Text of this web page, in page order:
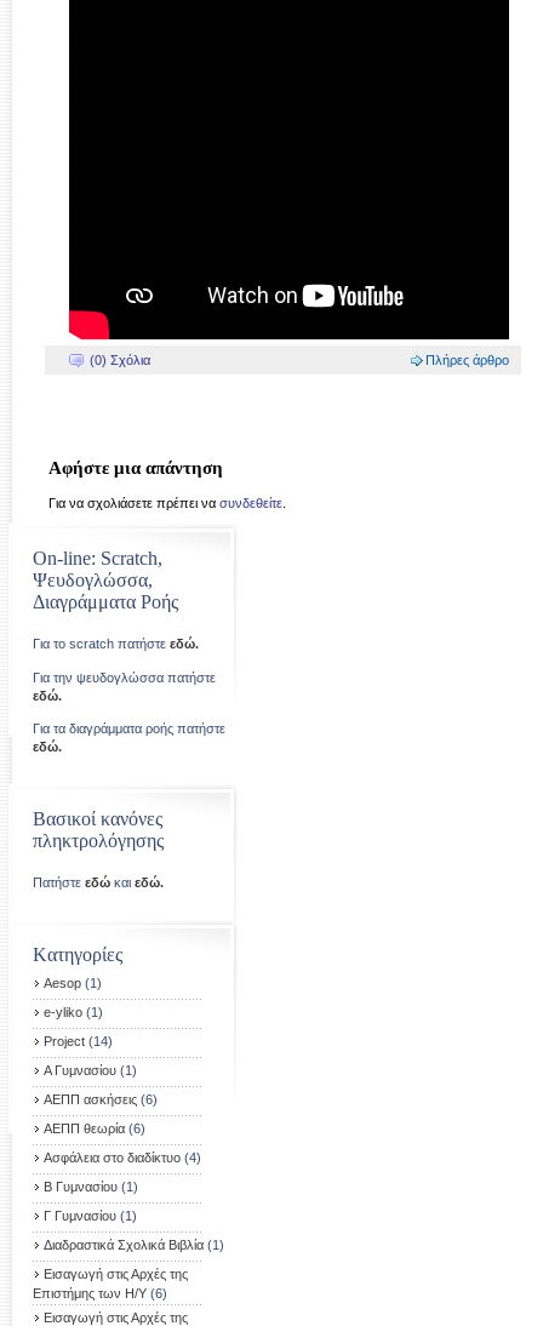
(0) Σχόλια Πλήρες άρθρο
Αφήστε μια απάντηση
Για να σχολιάσετε πρέπει να συνδεθείτε
On-line: Scratch,
Ψευδογλώσσα,
Διαγράμματα Ροής
Για το scratch πατήστε εδώ.
Για την ψευδογλώσσα πατήστε
εδώ.
Για τα διαγράμματα ροής πατήστε
εδώ.
Βασικοί κανόνες
πληκτρολόγησης
Πατήστε εδώ και εδώ.
Kατηγορίες
Aesop (1)
e-yliko (1)
Project (14)
Α Γυμνασίου (1)
ΑΕΠΠ ασκήσεις (6)
ΑΕΠΠ θεωρία (6)
Ασφάλεια στο διαδίκτυο (4)
Β Γυμνασίου (1)
Γ Γυμνασίου (1)
Διαδραστικά Σχολικά Βιβλία (1)
Εισαγωγή στις Αρχές της
Επιστήμης των Η/Υ (6)
Εισαγωγή στις Αρχές της